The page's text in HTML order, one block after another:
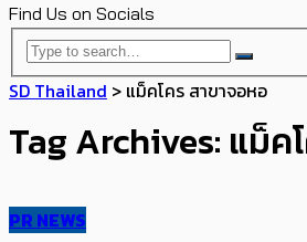
Find Us on Socials
SD Thailand > แม็คโคร สาขาจอหอ
Tag Archives: แม็ค
PR NEWS